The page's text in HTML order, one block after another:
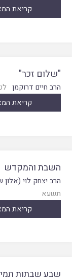
קריאת
"שלום זכר"
הרב חיים דרוקמן
קריאת
השבת והמקדש
הרב יצחק לוי (אלון
תשעא
קריאת
שבע שבתות